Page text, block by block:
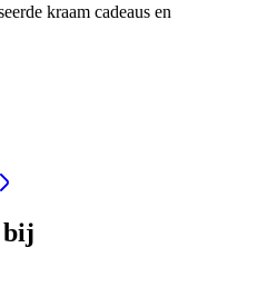
kraam cadeaus en
bij